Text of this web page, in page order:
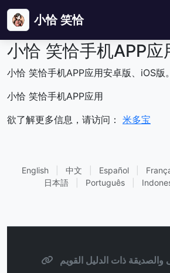
小恰 笑恰
小恰 笑恰手机APP应
小恰 笑恰手机APP应用安卓版、iOS版。
小恰 笑恰手机APP应用
欲了解更多信息，请访问： 米多宝
English 中文 Español
日本語
Português
والصديقة ذات الدليل القويم